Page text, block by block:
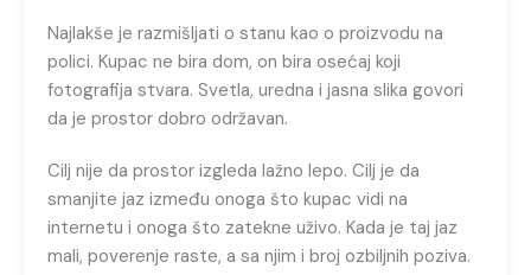
Najlakše je razmišljati o stanu kao o proizvodu na
polici. Kupac ne bira dom, on bira osećaj koji
fotografija stvara. Svetla, uredna i jasna slika govori
da je prostor dobro održavan.
Cilj nije da prostor izgleda lažno lepo. Cilj je da
smanjite jaz između onoga što kupac vidi na
internetu i onoga što zatekne uživo. Kada je taj jaz
mali, poverenje raste, a sa njim i broj ozbiljnih poziva.